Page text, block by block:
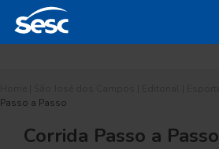
Passo a Passo
Corrida Passo a Passo